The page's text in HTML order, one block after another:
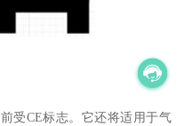
受CE标志。它还将适用于气